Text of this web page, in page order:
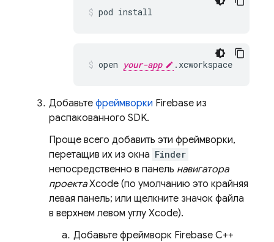
pod install
open your-app .xcworkspace
Добавьте фреймворки Firebase из
распакованного SDK.
Проще всего добавить эти фреймворки,
перетащив их из окна Finder
непосредственно в панель навигатора
проектаXcode (по умолчанию это крайняя
левая панель; или щелкните значок файла
в верхнем левом углу Xcode).
Добавьте фреймворк Firebase C++